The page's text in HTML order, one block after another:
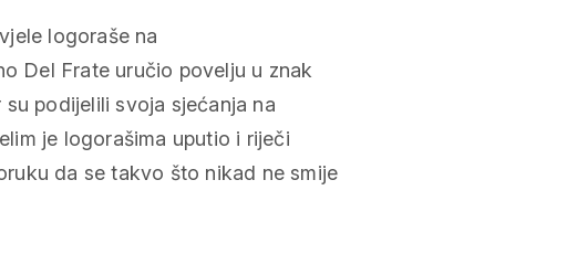
logoraše na
Del Frate uručio povelju u znak
podijelili svoja sjećanja na
je logorašima uputio i riječi
da se takvo što nikad ne smije